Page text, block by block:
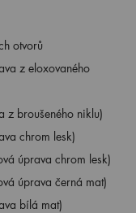
otvorů
z eloxovaného
z broušeného niklu)
chrom lesk)
úprava chrom lesk)
úprava černá mat)
bílá mat)